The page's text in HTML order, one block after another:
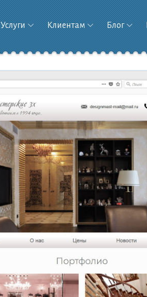
Услуги Клиентам Блог